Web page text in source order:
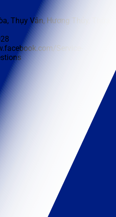
Thụy Vân, Hương Thủy, Thừa
Service-